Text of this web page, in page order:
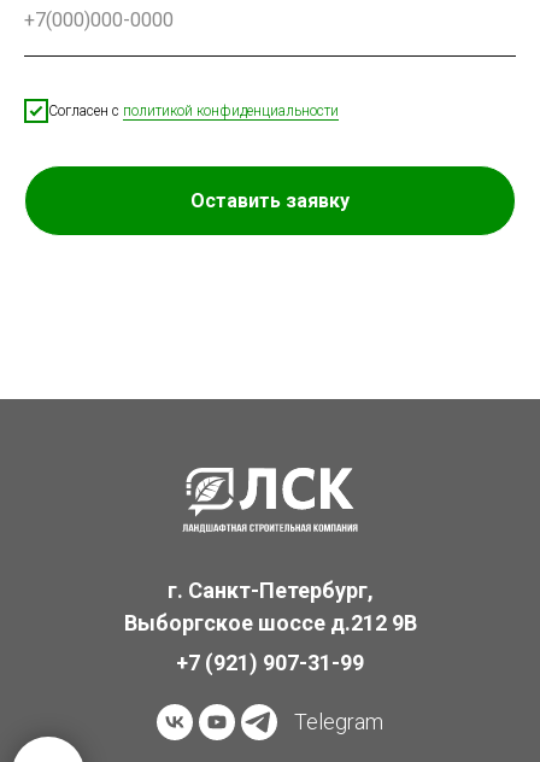
Согласен с политикой конфиденциальности
Оставить заявку
Telegram
г. Санкт-Петербург,
Выборгское шоссе д.212 9В
+7 (921) 907-31-99